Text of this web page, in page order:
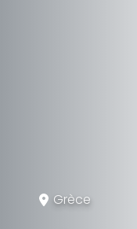
Grèce